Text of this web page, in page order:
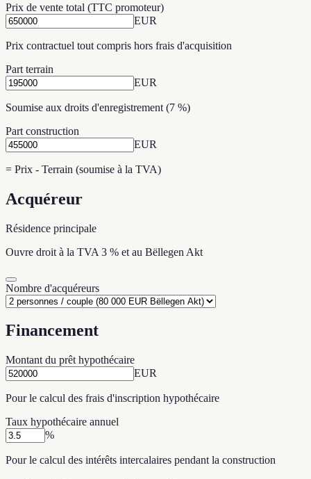
Prix de vente total (TTC promoteur)
EUR
Prix contractuel tout compris hors frais d'acquisition
Part terrain
EUR
Soumise aux droits d'enregistrement (7 %)
Part construction
EUR
= Prix - Terrain (soumise à la TVA)
Acquéreur
Résidence principale
Ouvre droit à la TVA 3 % et au Bëllegen Akt
Nombre d'acquéreurs
Financement
Montant du prêt hypothécaire
EUR
Pour le calcul des frais d'inscription hypothécaire
Taux hypothécaire annuel
%
Pour le calcul des intérêts intercalaires pendant la construction